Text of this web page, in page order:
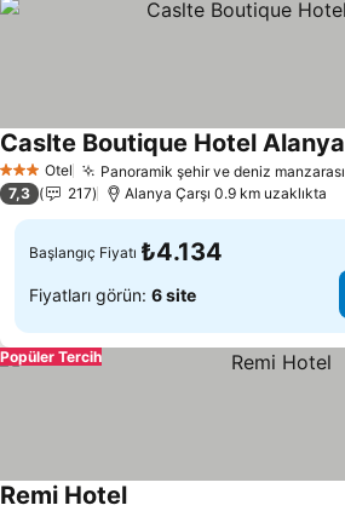
3 YıldızOtel Panoramik şehir ve deniz manzarası
Caslte Boutique Hotel Alanya
7,3 217 Alanya Çarşı 0.9 km uzaklıkta
Başlangıç Fiyatı ₺4.134
Fiyatları görün: 6 site
Popüler Tercih
Remi Hotel